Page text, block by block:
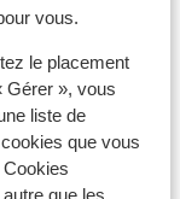
vous.
le placement
Gérer », vous
liste de
que vous
que les
environ
environ
environ 150
environ 100